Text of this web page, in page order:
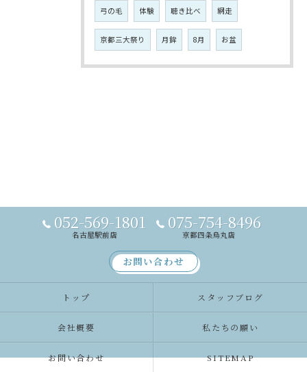
弓の毛 体験 聴き比べ 網走
京都三大祭り 月鉾 8月 お盆
052-569-1801
名古屋駅前店
075-754-8496
京都四条烏丸店
お問い合わせ
トップ スタッフブログ
会社概要 私たちの願い
お問い合わせ SITEMAP